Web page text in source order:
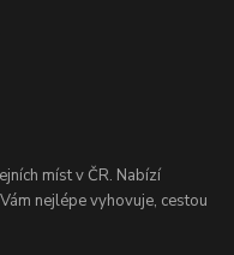
míst v ČR. Nabízí
nejlépe vyhovuje, cestou